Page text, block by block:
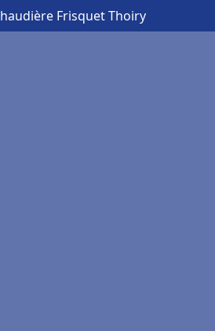
Frisquet Thoiry